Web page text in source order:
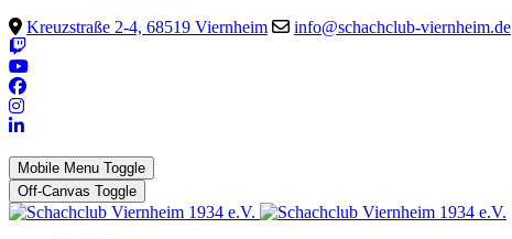
Kreuzstraße 2-4, 68519 Viernheim
info@schachclub-viernheim.de
Mobile Menu Toggle
Off-Canvas Toggle